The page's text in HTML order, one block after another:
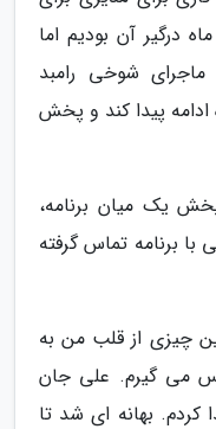
که دو ماه درگیر آن بودیم اما
شوخی رامبد
ادامه پیدا کند و پخش
یک میان برنامه،
با برنامه تماس گرفته
چیزی از قلب من به
می گیرم. علی جان
بهانه ای شد تا